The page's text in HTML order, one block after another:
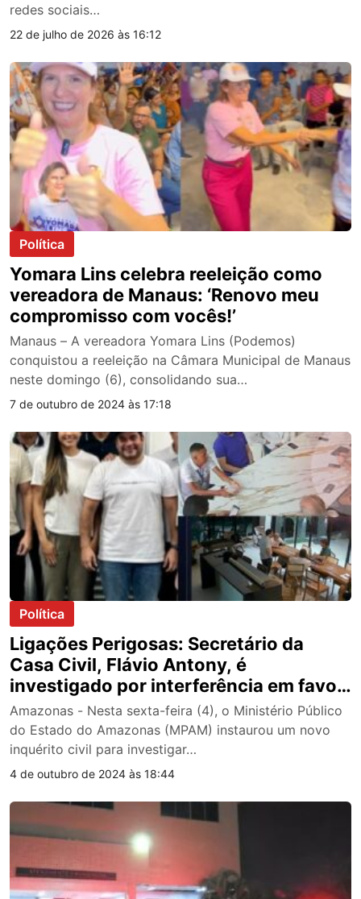
redes sociais…
22 de julho de 2026 às 16:12
Política
Yomara Lins celebra reeleição como
vereadora de Manaus: ‘Renovo meu
compromisso com vocês!’
Manaus – A vereadora Yomara Lins (Podemos)
conquistou a reeleição na Câmara Municipal de Manaus
neste domingo (6), consolidando sua…
7 de outubro de 2024 às 17:18
Política
Ligações Perigosas: Secretário da
Casa Civil, Flávio Antony, é
investigado por interferência em favor
da candidata Brena Dianná em
Parintins; veja vídeo
Amazonas - Nesta sexta-feira (4), o Ministério Público
do Estado do Amazonas (MPAM) instaurou um novo
inquérito civil para investigar…
4 de outubro de 2024 às 18:44